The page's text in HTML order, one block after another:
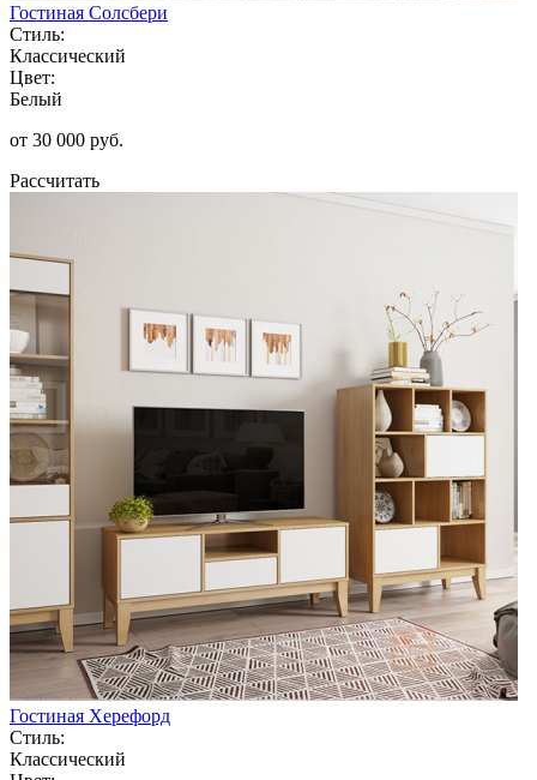
Гостиная Солсбери
Стиль:
Классический
Цвет:
Белый
от 30 000 руб.
Рассчитать
Гостиная Херефорд
Стиль:
Классический